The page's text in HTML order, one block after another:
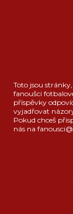
Toto jsou
fanoušci
příspěvky
vyjadřovat
Pokud chceš
nás na